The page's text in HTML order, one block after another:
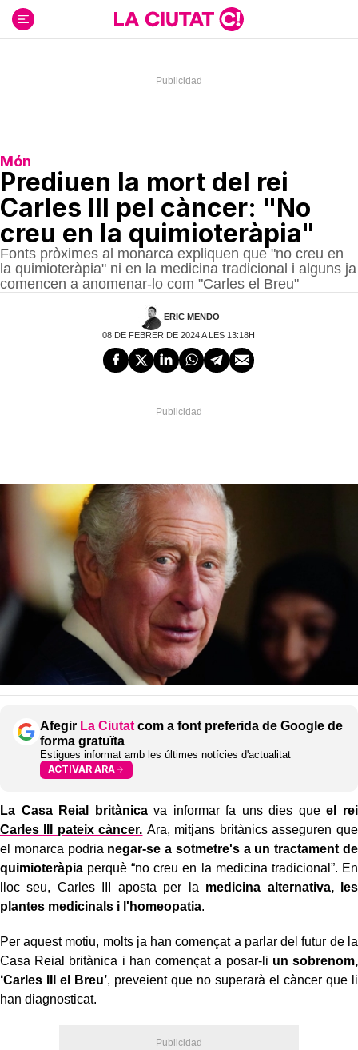
contenido
Món
Prediuen la mort del rei
Carles III pel càncer: "No
creu en la quimioteràpia"
Fonts pròximes al monarca expliquen que "no creu en
la quimioteràpia" ni en la medicina tradicional i alguns ja
comencen a anomenar-lo com "Carles el Breu"
ERIC MENDO
08 DE FEBRER DE 2024 A LES 13:18H
Afegir La Ciutat com a font preferida de Google de
forma gratuïta
Estigues informat amb les últimes notícies d'actualitat
ACTIVAR ARA
La Casa Reial britànicava informar fa uns dies queel rei
Carles III pateix càncer. Ara, mitjans britànics asseguren que
el monarca podria negar-se a sotmetre's a un tractament de
quimioteràpia perquè “no creu en la medicina tradicional”. En
lloc seu, Carles III aposta per la medicina alternativa, les
plantes medicinals i l'homeopatia.
Per aquest motiu, molts ja han començat a parlar del futur de la
Casa Reial britànica i han començat a posar-li un sobrenom,
‘Carles III el Breu’, preveient que no superarà el càncer que li
han diagnosticat.